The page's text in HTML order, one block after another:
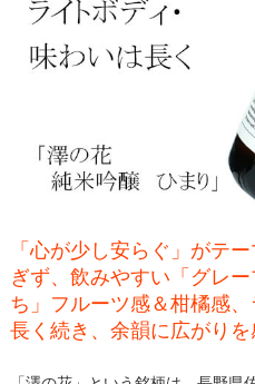
「心が少し安らぐ」がテ
ぎず、飲みやすい「グレ
ち」フルーツ感＆柑橘感
長く続き、余韻に広がりを